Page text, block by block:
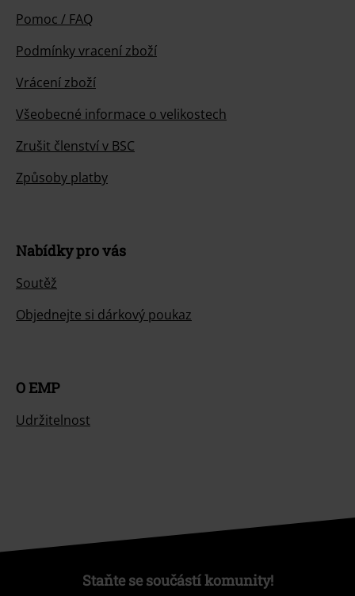
Pomoc / FAQ
Podmínky vracení zboží
Vrácení zboží
Všeobecné informace o velikostech
Zrušit členství v BSC
Způsoby platby
Nabídky pro vás
Soutěž
Objednejte si dárkový poukaz
O EMP
Udržitelnost
Staňte se součástí komunity!